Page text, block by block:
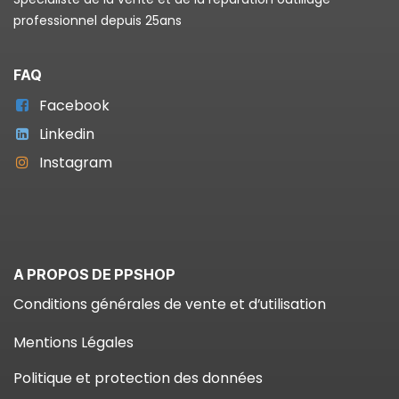
professionnel depuis 25ans
FAQ
Facebook
Linkedin
Instagram
A PROPOS DE PPSHOP
Conditions générales de vente et d’utilisation
Mentions Légales
Politique et protection des données